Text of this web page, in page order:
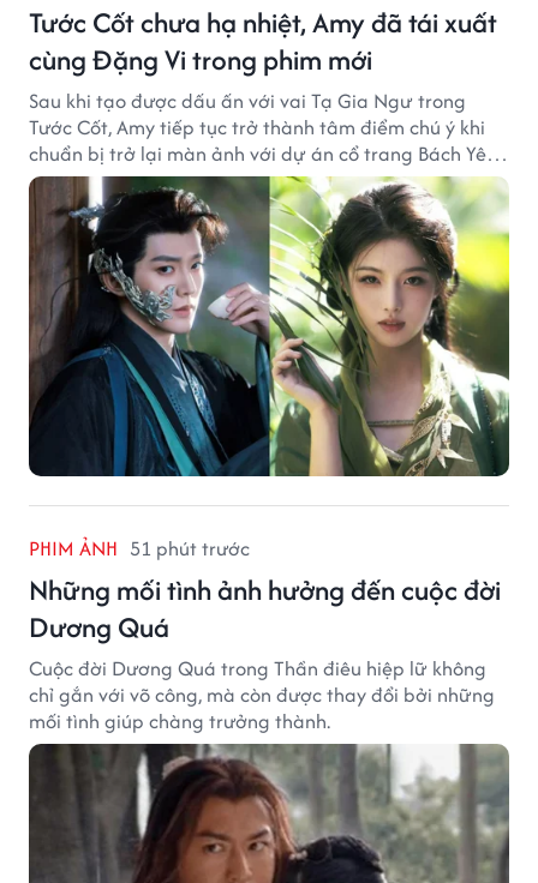
Tước Cốt chưa hạ nhiệt, Amy đã tái xuất
cùng Đặng Vi trong phim mới
Sau khi tạo được dấu ấn với vai Tạ Gia Ngư trong
Tước Cốt, Amy tiếp tục trở thành tâm điểm chú ý khi
chuẩn bị trở lại màn ảnh với dự án cổ trang Bách Yêu
Phổ.
PHIM ẢNH 51 phút trước
Những mối tình ảnh hưởng đến cuộc đời
Dương Quá
Cuộc đời Dương Quá trong Thần điêu hiệp lữ không
chỉ gắn với võ công, mà còn được thay đổi bởi những
mối tình giúp chàng trưởng thành.